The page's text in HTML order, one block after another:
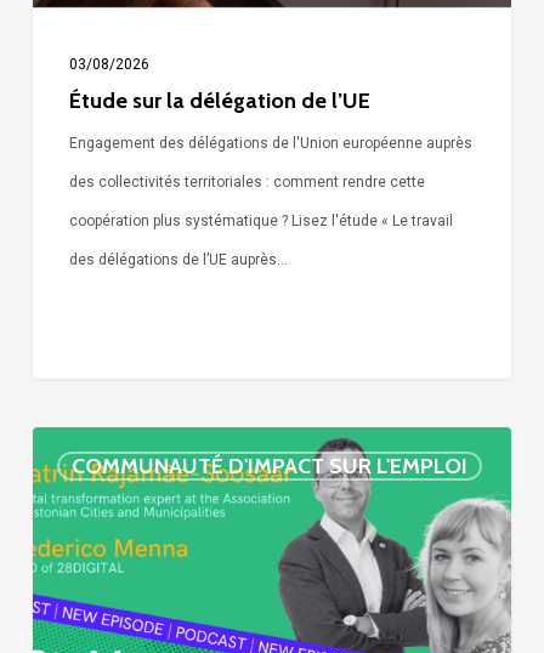
03/08/2026
Étude sur la délégation de l’UE
Engagement des délégations de l'Union européenne auprès
des collectivités territoriales : comment rendre cette
coopération plus systématique ? Lisez l'étude « Le travail
des délégations de l’UE auprès…
COMMUNAUTÉ D'IMPACT SUR L'EMPLOI
Simone »
épisode
:
villes
et